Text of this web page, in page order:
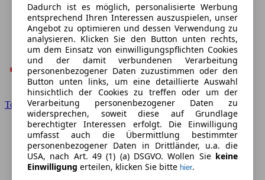
Toyota
Dadurch ist es möglich, personalisierte Werbung
entsprechend Ihren Interessen auszuspielen, unser
Angebot zu optimieren und dessen Verwendung zu
analysieren. Klicken Sie den Button unten rechts,
um dem Einsatz von einwilligungspflichten Cookies
und der damit verbundenen Verarbeitung
personenbezogener Daten zuzustimmen oder den
Button unten links, um eine detaillierte Auswahl
hinsichtlich der Cookies zu treffen oder um der
Verarbeitung personenbezogener Daten zu
widersprechen, soweit diese auf Grundlage
berechtigter Interessen erfolgt. Die Einwilligung
umfasst auch die Übermittlung bestimmter
personenbezogener Daten in Drittländer, u.a. die
USA, nach Art. 49 (1) (a) DSGVO. Wollen Sie keine
Einwilligung erteilen, klicken Sie bitte hier.